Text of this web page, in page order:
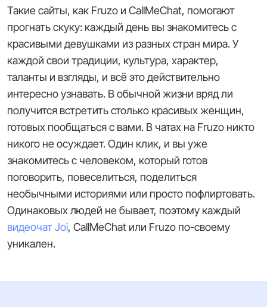
Такие сайты, как Fruzo и CallMeChat, помогают
прогнать скуку: каждый день вы знакомитесь с
красивыми девушками из разных стран мира. У
каждой свои традиции, культура, характер,
таланты и взгляды, и всё это действительно
интересно узнавать. В обычной жизни вряд ли
получится встретить столько красивых женщин,
готовых пообщаться с вами. В чатах на Fruzo никто
никого не осуждает. Один клик, и вы уже
знакомитесь с человеком, который готов
поговорить, повеселиться, поделиться
необычными историями или просто пофлиртовать.
Одинаковых людей не бывает, поэтому каждый
видеочат Joi, CallMeChat или Fruzo по-своему
уникален.